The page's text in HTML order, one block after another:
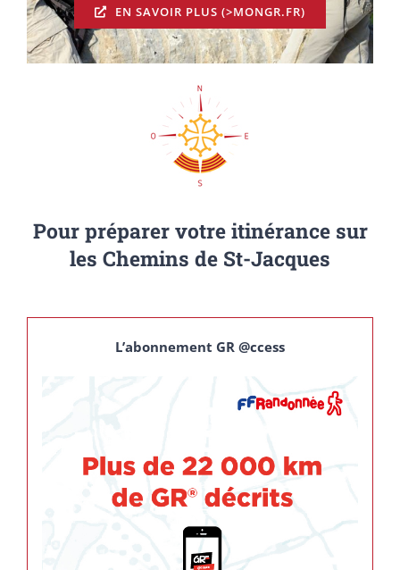
EN SAVOIR PLUS (>MONGR.FR)
Pour préparer votre itinérance sur
les Chemins de St-Jacques
L’abonnement GR @ccess